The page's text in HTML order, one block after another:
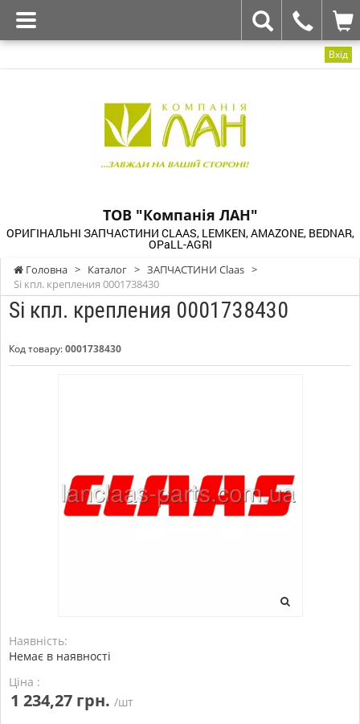
Вхід
ТОВ "Компанія ЛАН"
ОРИГІНАЛЬНІ ЗАПЧАСТИНИ CLAAS, LEMKEN, AMAZONE, BEDNAR,
OPaLL-AGRI
Головна > Каталог > ЗАПЧАСТИНИ Claas >
Si кпл. крепления 0001738430
Si кпл. крепления 0001738430
Код товару:0001738430
Наявність:
Немає в наявності
Ціна :
1 234,27 грн. /шт